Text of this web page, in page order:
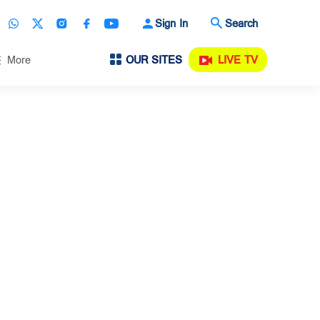
Sign In Search
More OUR SITES LIVE TV